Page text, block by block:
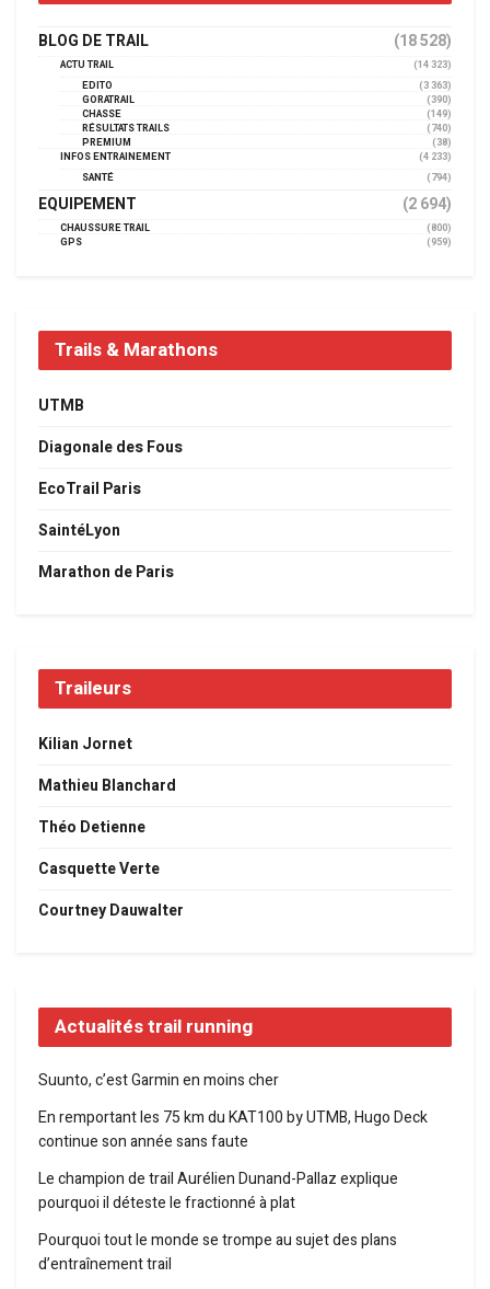
BLOG DE TRAIL (18 528)
ACTU TRAIL
(14 323)
EDITO
(3 363)
GORATRAIL
(390)
CHASSE
(149)
RÉSULTATS TRAILS
(740)
PREMIUM
(38)
INFOS ENTRAINEMENT
(4 233)
SANTÉ
(794)
EQUIPEMENT (2 694)
CHAUSSURE TRAIL
(800)
GPS
(959)
Trails & Marathons
UTMB
Diagonale des Fous
EcoTrail Paris
SaintéLyon
Marathon de Paris
Traileurs
Kilian Jornet
Mathieu Blanchard
Théo Detienne
Casquette Verte
Courtney Dauwalter
Actualités trail running
Suunto, c’est Garmin en moins cher
En remportant les 75 km du KAT100 by UTMB, Hugo Deck
continue son année sans faute
Le champion de trail Aurélien Dunand-Pallaz explique
pourquoi il déteste le fractionné à plat
Pourquoi tout le monde se trompe au sujet des plans
d’entraînement trail